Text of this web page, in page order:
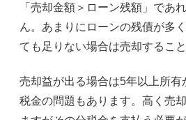
「売却金額＞ローン残額」であ
ん。あまりにローンの残債が多
ても足りない場合は売却するこ
売却益が出る場合は5年以上所有
税金の問題もあります。高く売